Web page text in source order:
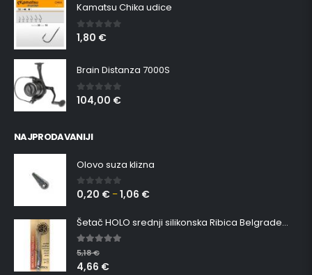
Kamatsu Chika udice
0 out of 5
1,80 €
Brain Distanza 7000S
0out of 5
104,00 €
NAJPRODAVANIJI
Olovo suza klizna
0 out of 5
0,20 € –1,06 €
Šetač HOLO srednji silikonska Ribica Belgrade Walker
5.00out of 5
5,18€
4,66 €